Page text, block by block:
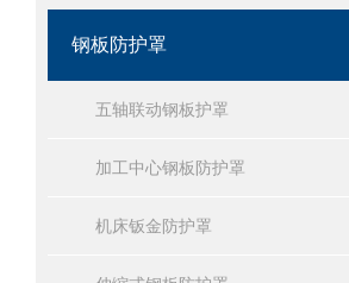
钢板防护罩
五轴联动钢板护罩
加工中心钢板防护罩
机床钣金防护罩